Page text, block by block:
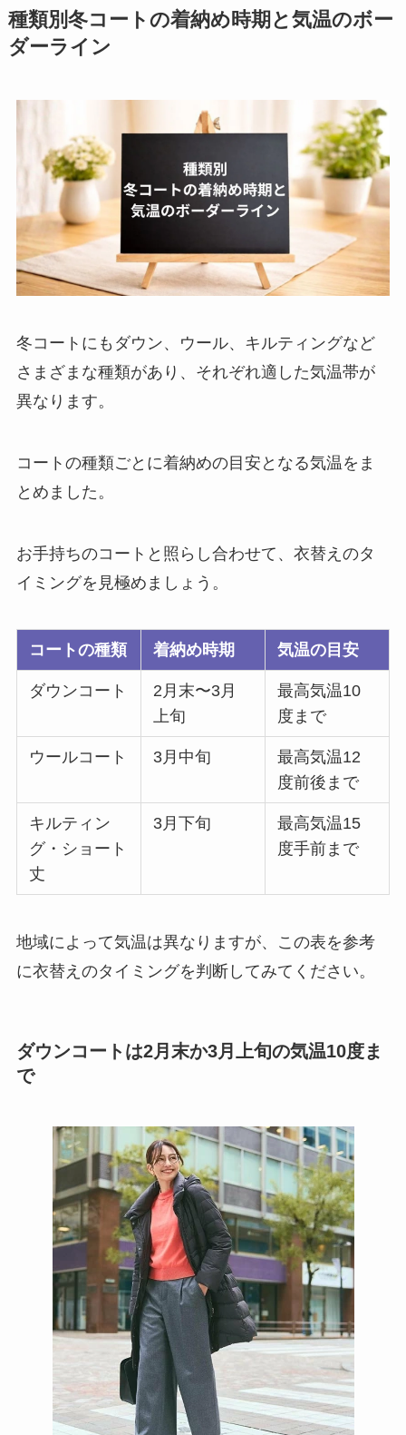
種類別冬コートの着納め時期と気温のボー
ダーライン
冬コートにもダウン、ウール、キルティングなど
さまざまな種類があり、それぞれ適した気温帯が
異なります。
コートの種類ごとに着納めの目安となる気温をま
とめました。
お手持ちのコートと照らし合わせて、衣替えのタ
イミングを見極めましょう。
コートの種類 着納め時期 気温の目安
ダウンコート
2月末〜3月
上旬
最高気温10
度まで
ウールコート 3月中旬
最高気温12
度前後まで
キルティン
グ・ショート
丈
3月下旬
最高気温15
度手前まで
地域によって気温は異なりますが、この表を参考
に衣替えのタイミングを判断してみてください。
ダウンコートは2月末か3月上旬の気温10度ま
で